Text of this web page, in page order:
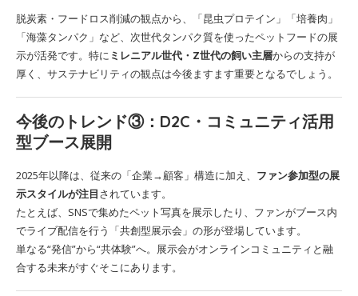
脱炭素・フードロス削減の観点から、「昆虫プロテイン」「培養肉」
「海藻タンパク」など、次世代タンパク質を使ったペットフードの展
示が活発です。特に ミレニアル世代・Z世代の飼い主層からの支持が
厚く、サステナビリティの観点は今後ますます重要となるでしょう。
今後のトレンド③：D2C・コミュニティ活用
型ブース展開
2025年以降は、従来の「企業→顧客」構造に加え、 ファン参加型の展
示スタイルが注目されています。
たとえば、SNSで集めたペット写真を展示したり、ファンがブース内
でライブ配信を行う「共創型展示会」の形が登場しています。
単なる“発信”から“共体験”へ。展示会がオンラインコミュニティと融
合する未来がすぐそこにあります。